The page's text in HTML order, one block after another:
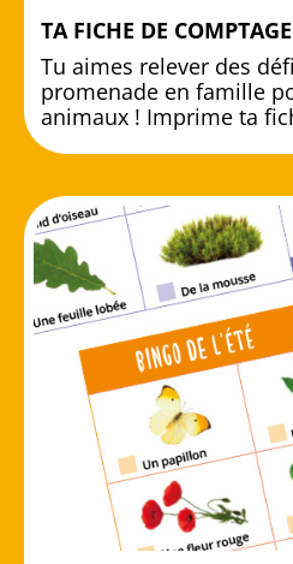
TA FICHE DE
Tu aimes relever des
promenade en famille
animaux ! Imprime ta